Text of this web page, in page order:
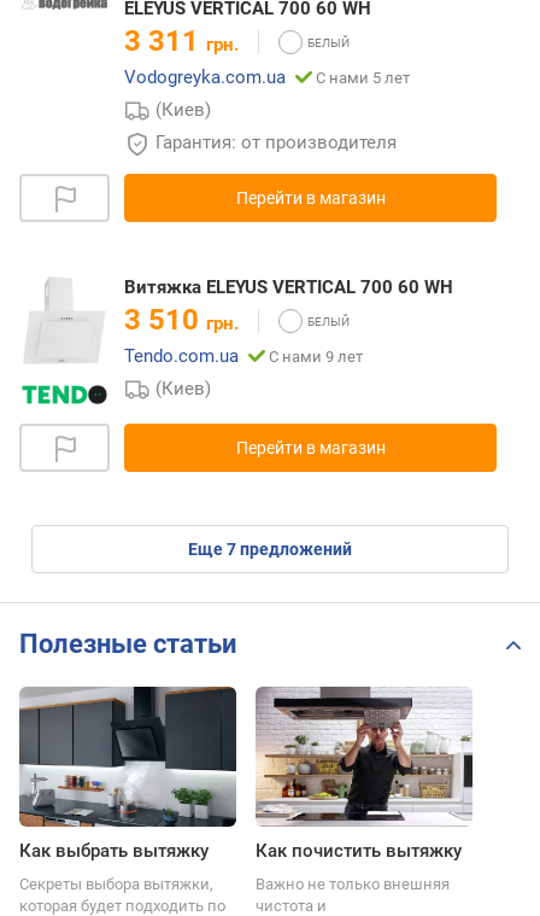
ELEYUS VERTICAL 700 60 WH
3 311 грн.
Vodogreyka.com.ua
С нами 5 лет
(Киев)
Гарантия: от производителя
Перейти в магазин
Витяжка ELEYUS VERTICAL 700 60 WH
3 510 грн.
Tendo.com.ua
С нами 9 лет
(Киев)
Перейти в магазин
eще7предложений
Полезные статьи
Как выбрать вытяжку
Секреты выбора вытяжки,
которая будет подходить по
Как почистить вытяжку
Важно не только внешняя
чистота и